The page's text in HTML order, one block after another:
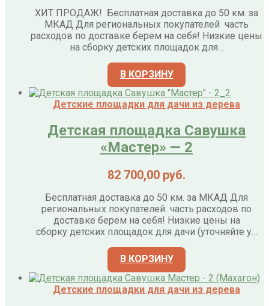
ХИТ ПРОДАЖ! Бесплатная доставка до 50 км. за
МКАД Для региональных покупателей часть
расходов по доставке берем на себя! Низкие цены
на сборку детских площадок для…
В КОРЗИНУ
Детские площадки для дачи из дерева
Детская площадка Савушка
«Мастер» — 2
82 700,00 руб.
Бесплатная доставка до 50 км. за МКАД Для
региональных покупателей часть расходов по
доставке берем на себя! Низкие цены на
сборку детских площадок для дачи (уточняйте у…
В КОРЗИНУ
Детские площадки для дачи из дерева